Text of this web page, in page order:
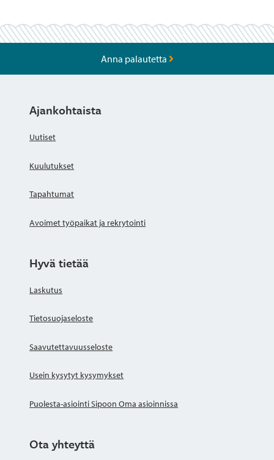
Anna palautetta
Ajankohtaista
Uutiset
Kuulutukset
Tapahtumat
Avoimet työpaikat ja rekrytointi
Hyvä tietää
Laskutus
Tietosuojaseloste
Saavutettavuusseloste
Usein kysytyt kysymykset
Puolesta-asiointi Sipoon Oma asioinnissa
Ota yhteyttä